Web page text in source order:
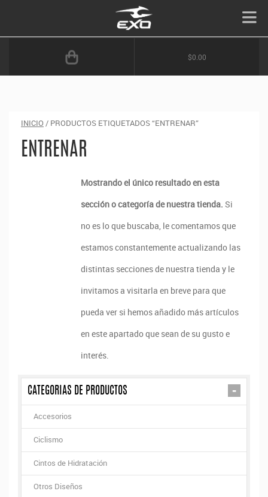
$0.00
INICIO / PRODUCTOS ETIQUETADOS “ENTRENAR”
ENTRENAR
Mostrando el único resultado en esta
sección o categoría de nuestra tienda. Si
no es lo que buscaba, le comentamos que
estamos constantemente actualizando las
distintas secciones de nuestra tienda y le
invitamos a visitarla en breve para que
pueda ver si hemos añadido más artículos
en este apartado que sean de su gusto e
interés.
-
CATEGORIAS DE PRODUCTOS
Accesorios
Ciclismo
Cintos de Hidratación
Otros Diseños